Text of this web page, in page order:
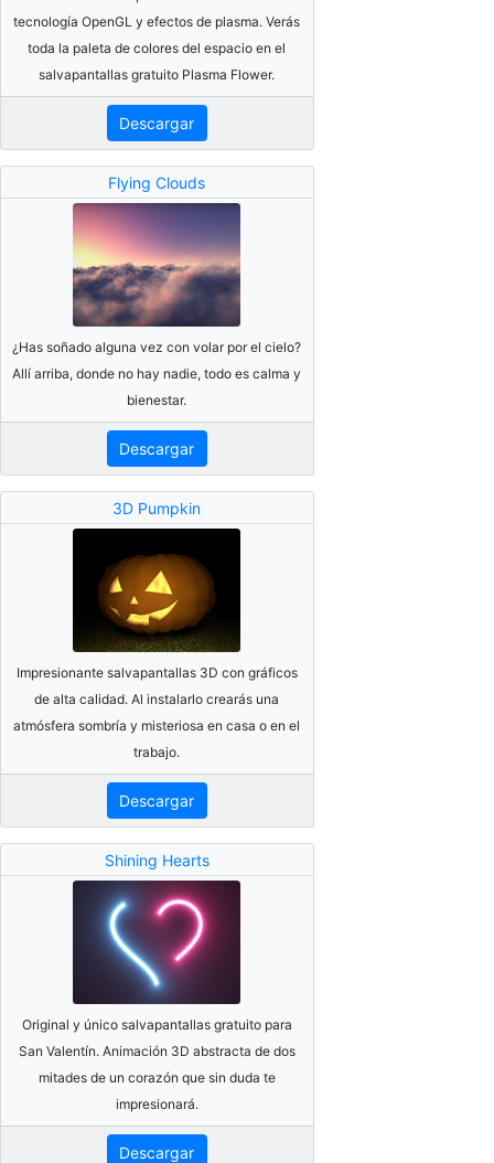
tecnología OpenGL y efectos de plasma. Verás
toda la paleta de colores del espacio en el
salvapantallas gratuito Plasma Flower.
Descargar
Flying Clouds
¿Has soñado alguna vez con volar por el cielo?
Allí arriba, donde no hay nadie, todo es calma y
bienestar.
Descargar
3D Pumpkin
Impresionante salvapantallas 3D con gráficos
de alta calidad. Al instalarlo crearás una
atmósfera sombría y misteriosa en casa o en el
trabajo.
Descargar
Shining Hearts
Original y único salvapantallas gratuito para
San Valentín. Animación 3D abstracta de dos
mitades de un corazón que sin duda te
impresionará.
Descargar